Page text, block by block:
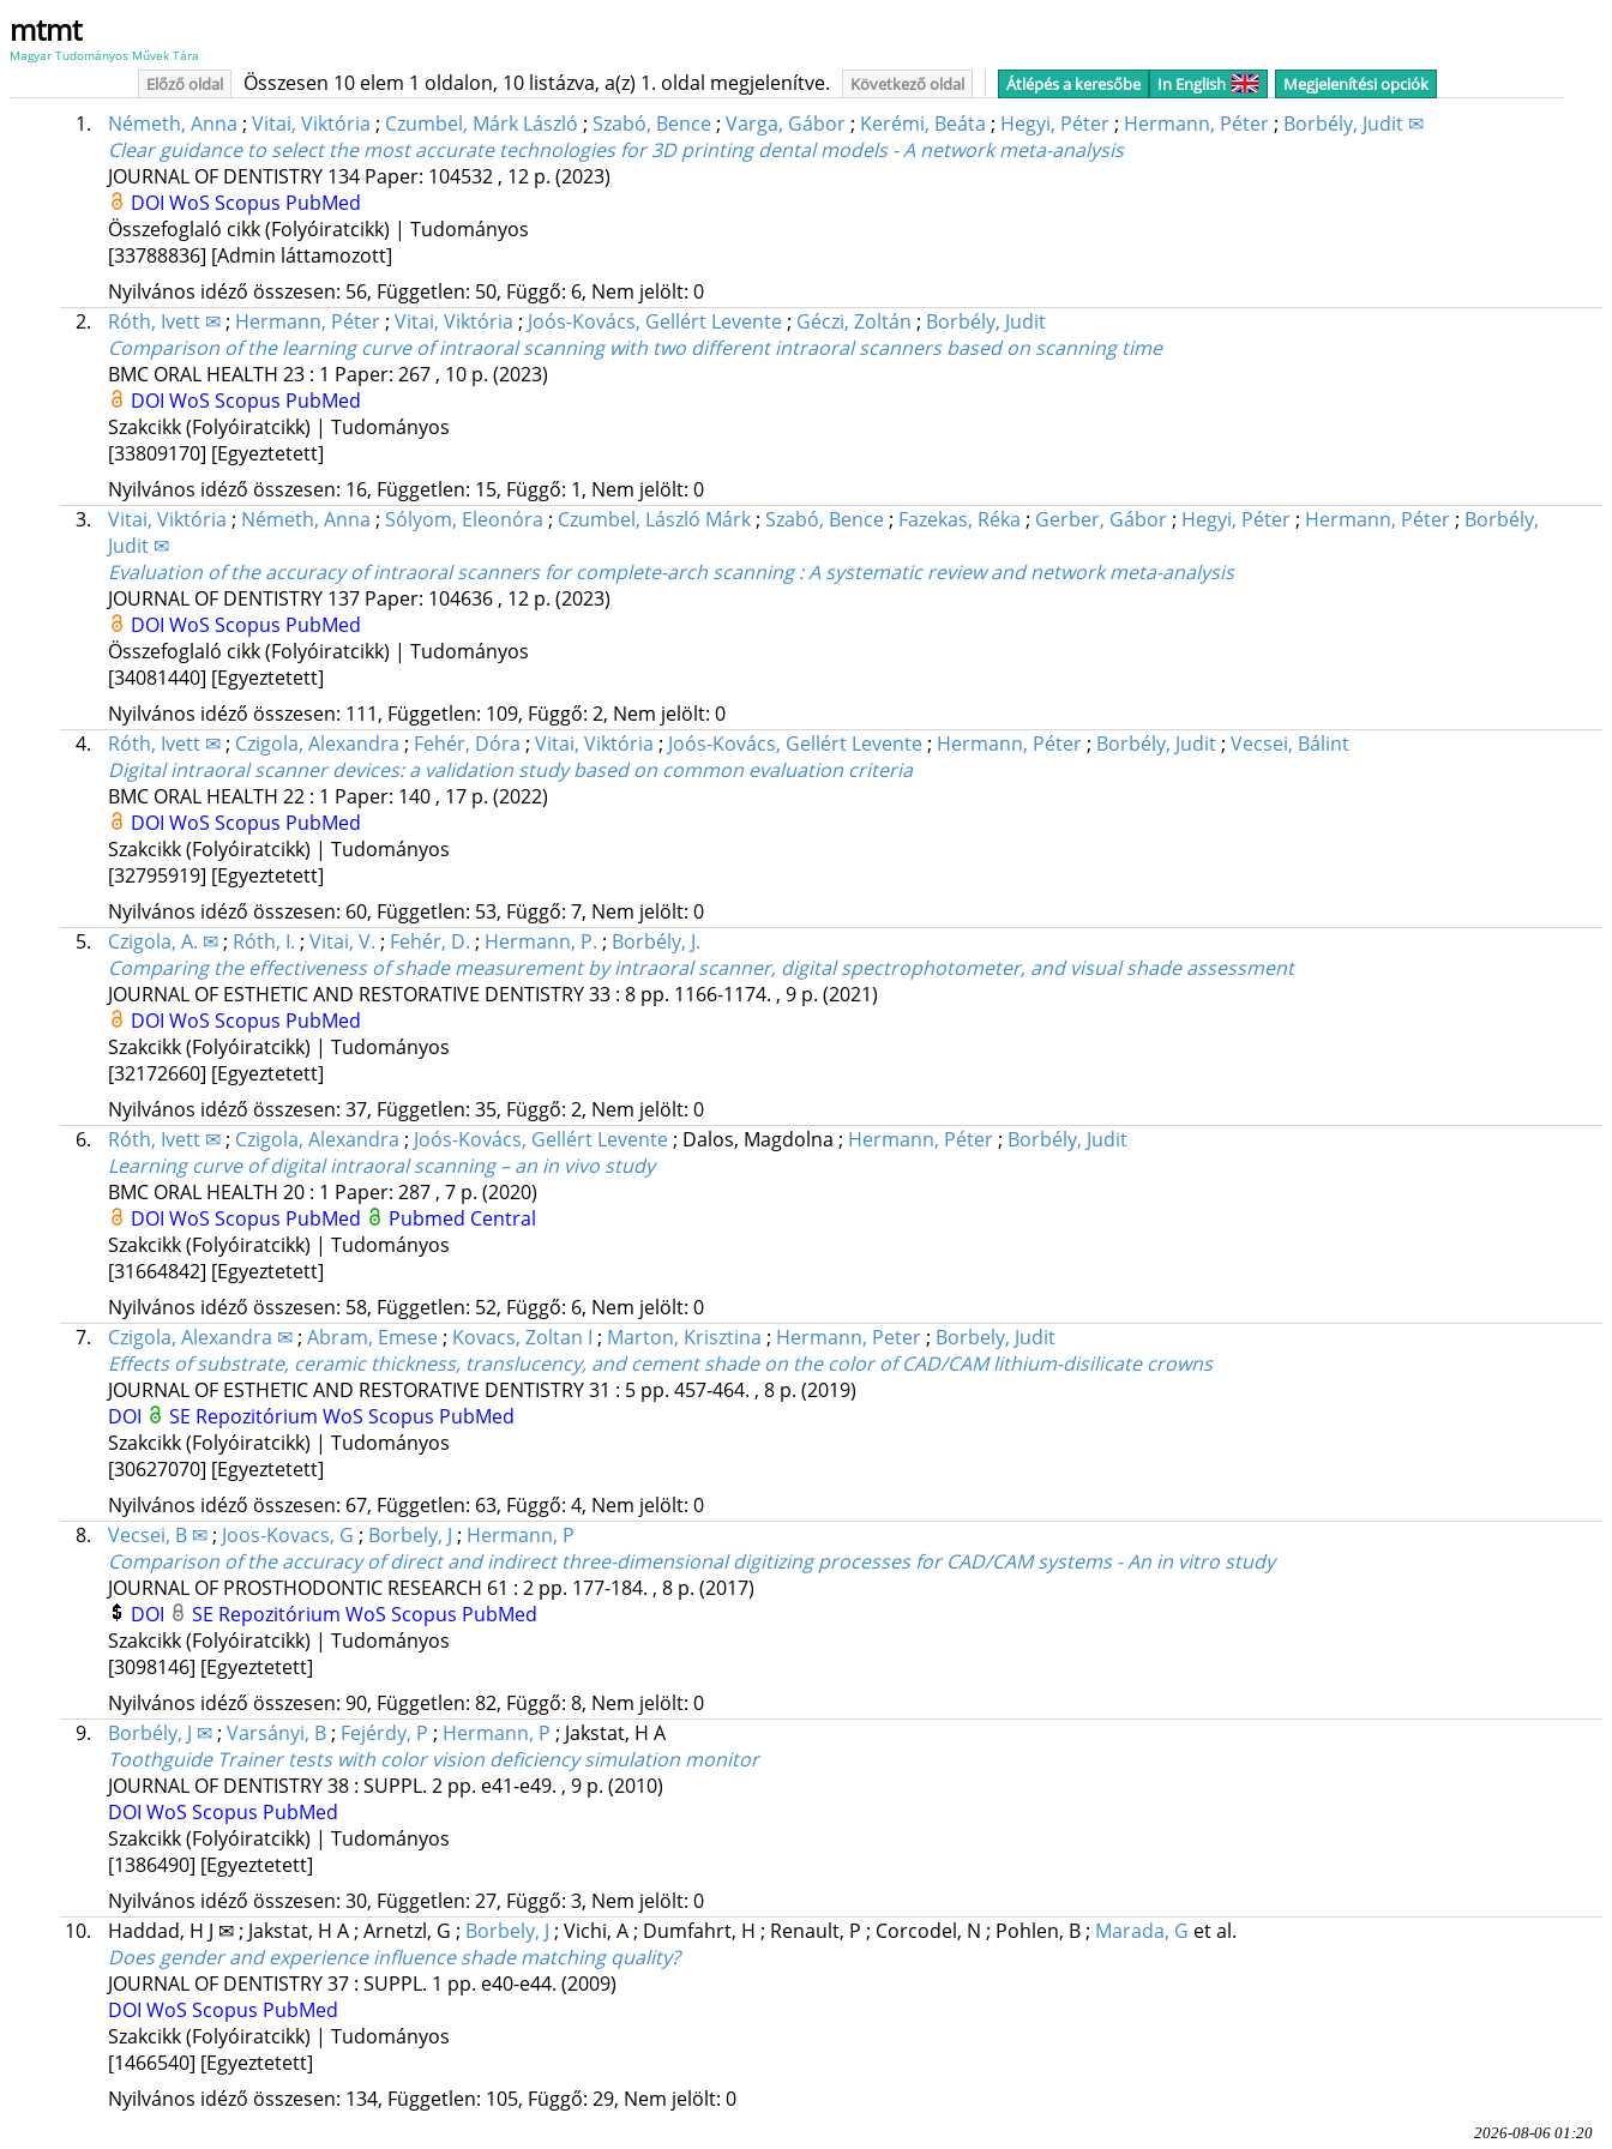
mtmt
Magyar Tudományos Művek Tára
Előző oldal Összesen 10 elem 1 oldalon, 10 listázva, a(z) 1. oldal megjelenítve. Következő oldal Átlépés a keresőbe In English Megjelenítési opciók
1. Németh, Anna ; Vitai, Viktória ; Czumbel, Márk László ; Szabó, Bence; Varga, Gábor; Kerémi, Beáta ; Hegyi, Péter; Hermann, Péter; Borbély, Judit ✉
Clear guidance to select the most accurate technologies for 3D printing dental models - A network meta-analysis
JOURNAL OF DENTISTRY 134 Paper: 104532 , 12 p. (2023)
DOI WoS Scopus PubMed
Összefoglaló cikk (Folyóiratcikk) | Tudományos
[33788836] [Admin láttamozott]
Nyilvános idéző összesen: 56, Független: 50, Függő: 6, Nem jelölt: 0
2.
Róth, Ivett ✉; Hermann, Péter; Vitai, Viktória ; Joós-Kovács, Gellért Levente; Géczi, Zoltán ; Borbély, Judit
Comparison of the learning curve of intraoral scanning with two different intraoral scanners based on scanning time
BMC ORAL HEALTH 23: 1 Paper: 267 , 10 p. (2023)
DOI WoS Scopus PubMed
Szakcikk (Folyóiratcikk) | Tudományos
[33809170] [Egyeztetett]
Nyilvános idéző összesen: 16, Független: 15, Függő: 1, Nem jelölt: 0
3.
Vitai, Viktória ; Németh, Anna ; Sólyom, Eleonóra ; Czumbel, László Márk; Szabó, Bence; Fazekas, Réka ; Gerber, Gábor; Hegyi, Péter; Hermann, Péter; Borbély,
Judit ✉
Evaluation of the accuracy of intraoral scanners for complete-arch scanning : A systematic review and network meta-analysis
JOURNAL OF DENTISTRY 137 Paper: 104636 , 12 p. (2023)
DOI WoS Scopus PubMed
Összefoglaló cikk (Folyóiratcikk) | Tudományos
[34081440] [Egyeztetett]
Nyilvános idéző összesen: 111, Független: 109, Függő: 2, Nem jelölt: 0
4.
Róth, Ivett ✉; Czigola, Alexandra ; Fehér, Dóra ; Vitai, Viktória ; Joós-Kovács, Gellért Levente; Hermann, Péter; Borbély, Judit; Vecsei, Bálint
Digital intraoral scanner devices: a validation study based on common evaluation criteria
BMC ORAL HEALTH 22: 1 Paper: 140 , 17 p. (2022)
DOI WoS Scopus PubMed
Szakcikk (Folyóiratcikk) | Tudományos
[32795919] [Egyeztetett]
Nyilvános idéző összesen: 60, Független: 53, Függő: 7, Nem jelölt: 0
5.
Czigola, A. ✉; Róth, I. ; Vitai, V. ; Fehér, D. ; Hermann, P. ; Borbély, J.
Comparing the effectiveness of shade measurement by intraoral scanner, digital spectrophotometer, and visual shade assessment
JOURNAL OF ESTHETIC AND RESTORATIVE DENTISTRY33: 8 pp. 1166-1174. , 9 p. (2021)
DOI WoS Scopus PubMed
Szakcikk (Folyóiratcikk) | Tudományos
[32172660] [Egyeztetett]
Nyilvános idéző összesen: 37, Független: 35, Függő: 2, Nem jelölt: 0
6.
Róth, Ivett ✉; Czigola, Alexandra ; Joós-Kovács, Gellért Levente; Dalos, Magdolna ; Hermann, Péter; Borbély, Judit
Learning curve of digital intraoral scanning – an in vivo study
BMC ORAL HEALTH 20: 1 Paper: 287 , 7 p. (2020)
DOI WoS Scopus PubMed
Pubmed Central
Szakcikk (Folyóiratcikk) | Tudományos
[31664842] [Egyeztetett]
Nyilvános idéző összesen: 58, Független: 52, Függő: 6, Nem jelölt: 0
7.
Czigola, Alexandra ✉; Abram, Emese; Kovacs, Zoltan I ; Marton, Krisztina ; Hermann, Peter; Borbely, Judit
Effects of substrate, ceramic thickness, translucency, and cement shade on the color of CAD/CAM lithium-disilicate crowns
JOURNAL OF ESTHETIC AND RESTORATIVE DENTISTRY31 : 5 pp. 457-464. , 8 p. (2019)
DOI
SE Repozitórium WoS Scopus PubMed
Szakcikk (Folyóiratcikk) | Tudományos
[30627070] [Egyeztetett]
Nyilvános idéző összesen: 67, Független: 63, Függő: 4, Nem jelölt: 0
8.
Vecsei, B ✉; Joos-Kovacs, G ; Borbely, J ; Hermann, P
Comparison of the accuracy of direct and indirect three-dimensional digitizing processes for CAD/CAM systems - An in vitro study
JOURNAL OF PROSTHODONTIC RESEARCH 61 : 2 pp. 177-184. , 8 p. (2017)
DOI
SE Repozitórium WoS Scopus PubMed
Szakcikk (Folyóiratcikk) | Tudományos
[3098146] [Egyeztetett]
Nyilvános idéző összesen: 90, Független: 82, Függő: 8, Nem jelölt: 0
9.
Borbély, J ✉; Varsányi, B; Fejérdy, P ; Hermann, P ; Jakstat, H A
Toothguide Trainer tests with color vision deficiency simulation monitor
JOURNAL OF DENTISTRY38: SUPPL. 2 pp. e41-e49. , 9 p. (2010)
DOI WoS Scopus PubMed
Szakcikk (Folyóiratcikk) | Tudományos
[1386490] [Egyeztetett]
Nyilvános idéző összesen: 30, Független: 27, Függő: 3, Nem jelölt: 0
10.
Haddad, H J ✉; Jakstat, H A; Arnetzl, G ; Borbely, J ; Vichi, A; Dumfahrt, H ; Renault, P ; Corcodel, N ; Pohlen, B; Marada, G et al.
Does gender and experience influence shade matching quality?
JOURNAL OF DENTISTRY37: SUPPL. 1 pp. e40-e44. (2009)
DOI WoS Scopus PubMed
Szakcikk (Folyóiratcikk) | Tudományos
[1466540] [Egyeztetett]
Nyilvános idéző összesen: 134, Független: 105, Függő: 29, Nem jelölt: 0
2026-08-06 01:20